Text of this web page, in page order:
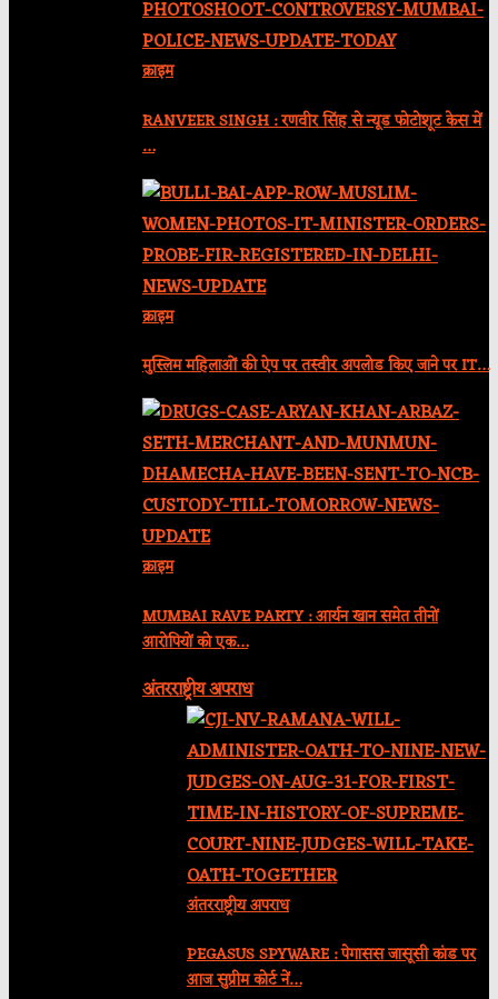
क्राइम
RANVEER SINGH : रणवीर सिंह से न्यूड फोटोशूट केस में
…
क्राइम
मुस्लिम महिलाओं की ऐप पर तस्वीर अपलोड किए जाने पर IT…
क्राइम
MUMBAI RAVE PARTY : आर्यन खान समेत तीनों
आरोपियों को एक…
अंतरराष्ट्रीय अपराध
अंतरराष्ट्रीय अपराध
PEGASUS SPYWARE : पेगासस जासूसी कांड पर
आज सुप्रीम कोर्ट नें…